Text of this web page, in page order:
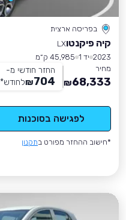
בפריסה ארצית
קיה פיקנטוLX
2023 יד 1
45,985 ק״מ
מחיר
68,333
₪
החזר חודשי מ-
704
₪לחודש*
לפגישה בסוכנות
*חישוב ההחזר מפורט בתקנון